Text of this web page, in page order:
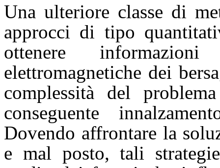
Una ulteriore classe di
approcci di tipo
ottenere
elettromagnetiche dei
complessità del
conseguente
Dovendo affrontare la
e mal posto, tali